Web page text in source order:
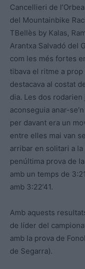
Cancellieri de
del Mountainbike
TBellès by Kalas,
Arantxa Salvadó del
com les més fortes
tibava el ritme a prop
destacava al costat
dia. Les dos
aconseguia anar-
per davant era un
entre elles mai van
arribar en solitari a
penúltima prova de
amb un temps de
amb 3:22’41.
Amb aquests
de líder del
amb la prova de
de Segarra).